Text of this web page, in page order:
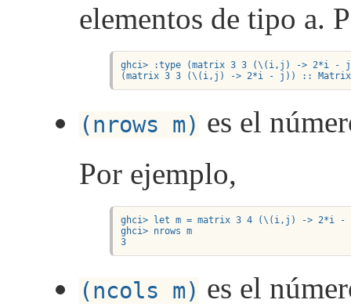
elementos de tipo a.
ghci> :type (matrix 3 3 (\(i,j) -> 2*i -
(matrix 3 3 (\(i,j) -> 2*i - j)) ::
(nrows m) es el
Por ejemplo,
ghci> let m = matrix 3 4 (\(i,j) -> 2*i
ghci> nrows m
3
(ncols m) es el